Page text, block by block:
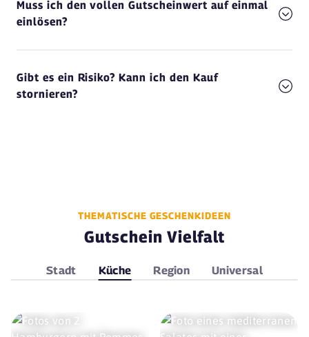
Muss ich den vollen Gutscheinwert auf einmal
einlösen?
Gibt es ein Risiko? Kann ich den Kauf
stornieren?
THEMATISCHE GESCHENKIDEEN
Gutschein Vielfalt
Stadt Küche Region Universal